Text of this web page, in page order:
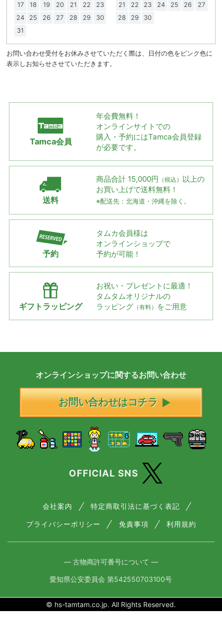
17
18 19 20 21 22
23
24
25 26 27 28 29
30
31
21
22 23 24 25 26
27
28
29 30
お問い合わせ受付をお休みさせていただく際は、日付の色をピンク色に
表示しお知らせさせていただきます。
Tamca会員
年会費無料！
オンラインサイトでの
購入・予約にはTamca会員登録
が必要です。
送料
商品合計 15,000円 （税込） 以上の
お買い上げで送料無料！
※配送先：北海道・沖縄を除く。
予約
タムカ会員様は
オンラインショップで
予約が可能！
ギフトラッピング
お祝い・プレゼントに最適！
タムタムオリジナルの
ラッピング （有料） をご用意
オンラインショップに関するお問い合わせ
お問い合わせはコチラ
OFFICIAL SNS
会社案内 特定商取引法に基づく表記
プライバシーポリシー 免責事項 利用規約
― 古物商許可番号について ―
愛知県公安委員会 第542550703100号
© hs-tamtam.co.jp. All Rights Reserved.